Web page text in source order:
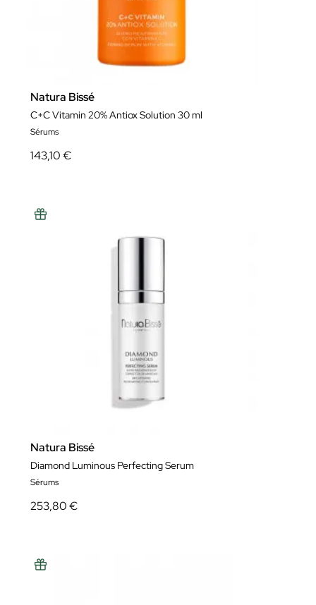
Natura Bissé
C+C Vitamin 20% Antiox Solution 30 ml
Sérums
143,10 €
Natura Bissé
Diamond Luminous Perfecting Serum
Sérums
253,80 €